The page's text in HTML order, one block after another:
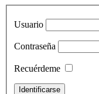
Usuario
Contraseña
Recuérdeme